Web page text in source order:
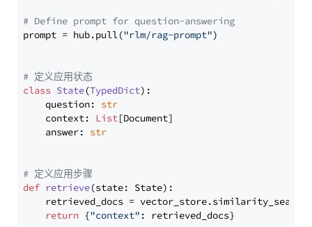
# Define prompt for question-answering
prompt = hub.pull("rlm/rag-prompt")
# 定义应用状态
class State(TypedDict):
    question:
str
    context:
List[Document]
    answer:
str
# 定义应用步骤
def retrieve(state: State):
retrieved_docs =
return {"context" : retrieved_docs}